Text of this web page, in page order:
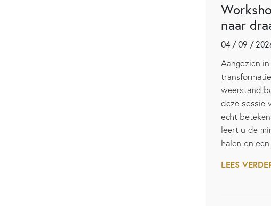
naar
04 / 09 /
Aangezien
weerstand
deze sessie
echt
leert u de
halen en
LEES